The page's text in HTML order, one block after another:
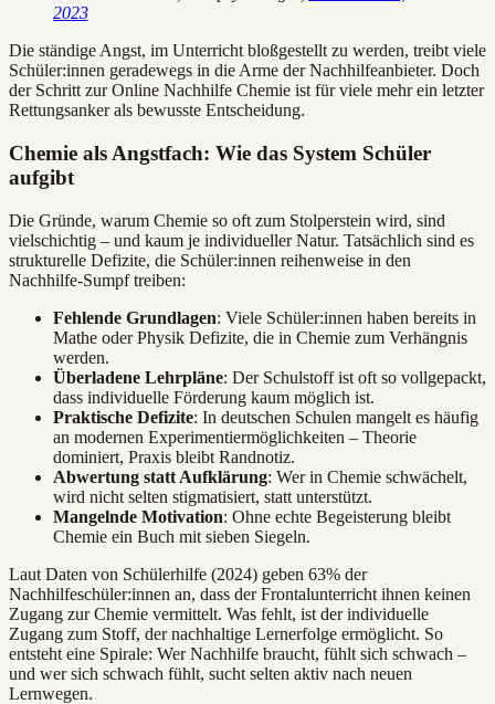
2023
Die ständige Angst, im Unterricht bloßgestellt zu werden, treibt viele
Schüler:innen geradewegs in die Arme der Nachhilfeanbieter. Doch
der Schritt zur Online Nachhilfe Chemie ist für viele mehr ein letzter
Rettungsanker als bewusste Entscheidung.
Chemie als Angstfach: Wie das System Schüler
aufgibt
Die Gründe, warum Chemie so oft zum Stolperstein wird, sind
vielschichtig – und kaum je individueller Natur. Tatsächlich sind es
strukturelle Defizite, die Schüler:innen reihenweise in den
Nachhilfe-Sumpf treiben:
Fehlende Grundlagen: Viele Schüler:innen haben bereits in
Mathe oder Physik Defizite, die in Chemie zum Verhängnis
werden.
Überladene Lehrpläne: Der Schulstoff ist oft so vollgepackt,
dass individuelle Förderung kaum möglich ist.
Praktische Defizite: In deutschen Schulen mangelt es häufig
an modernen Experimentiermöglichkeiten – Theorie
dominiert, Praxis bleibt Randnotiz.
Abwertung statt Aufklärung: Wer in Chemie schwächelt,
wird nicht selten stigmatisiert, statt unterstützt.
Mangelnde Motivation: Ohne echte Begeisterung bleibt
Chemie ein Buch mit sieben Siegeln.
Laut Daten von Schülerhilfe (2024) geben 63% der
Nachhilfeschüler:innen an, dass der Frontalunterricht ihnen keinen
Zugang zur Chemie vermittelt. Was fehlt, ist der individuelle
Zugang zum Stoff, der nachhaltige Lernerfolge ermöglicht. So
entsteht eine Spirale: Wer Nachhilfe braucht, fühlt sich schwach –
und wer sich schwach fühlt, sucht selten aktiv nach neuen
Lernwegen.